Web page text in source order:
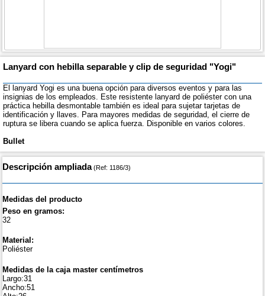
Lanyard con hebilla separable y clip de seguridad "Yogi"
El lanyard Yogi es una buena opción para diversos eventos y para las
insignias de los empleados. Este resistente lanyard de poliéster con una
práctica hebilla desmontable también es ideal para sujetar tarjetas de
identificación y llaves. Para mayores medidas de seguridad, el cierre de
ruptura se libera cuando se aplica fuerza. Disponible en varios colores.
Bullet
Descripción ampliada(Ref: 1186/3)
Medidas del producto
Peso en gramos:
32
Material:
Poliéster
Medidas de la caja master centímetros
Largo:31
Ancho:51